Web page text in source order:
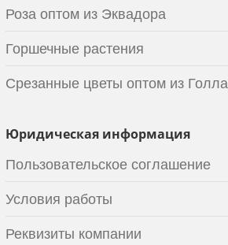
Роза оптом из Эквадора
Горшечные растения
Срезанные цветы оптом из
Юридическая информация
Пользовательское соглашение
Условия работы
Реквизиты компании